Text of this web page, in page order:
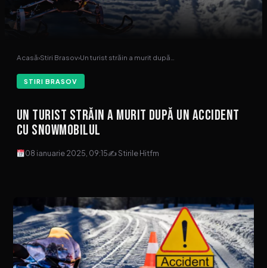
Acasă›Stiri Brasov›Un turist străin a murit după…
STIRI BRASOV
Un turist străin a murit după un accident
cu snowmobilul
08 ianuarie 2025, 09:15✍ Stirile Hitfm